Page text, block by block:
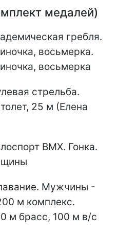
медалей)
гребля.
восьмерка.
восьмерка
стрельба.
25 м (Елена
ВМХ. Гонка.
Мужчины -
м комплекс.
м брасс, 100 м в/с